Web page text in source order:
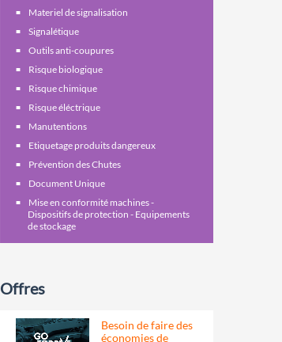
Materiel de signalisation
Signalétique
Outils anti-coupures
Risque biologique
Risque chimique
Risque éléctrique
Manutentions
Etiquetage produits dangereux
Prévention des Chutes
Document Unique
Mise en conformité machines -
Dispositifs de protection - Equipements
de stockage
Offres
Besoin de faire des
économies de